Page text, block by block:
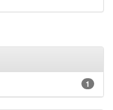
1